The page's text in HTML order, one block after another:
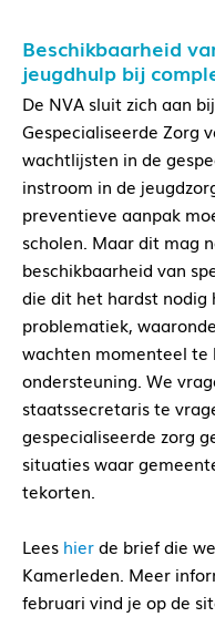
Beschikbaarheid
jeugdhulp bij
De NVA sluit zich aan
Gespecialiseerde Zorg
wachtlijsten in de
instroom in de
preventieve aanpak
scholen. Maar dit mag
beschikbaarheid van
die dit het hardst nodig
problematiek,
wachten momenteel te
ondersteuning. We
staatssecretaris te
gespecialiseerde zorg
situaties waar
tekorten.
Lees hierde brief die
Kamerleden. Meer
februari vind je op de